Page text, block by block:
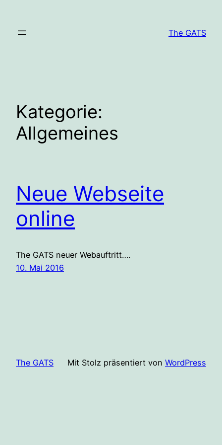
springen
The GATS
Kategorie:
Allgemeines
Neue Webseite
online
The GATS neuer Webauftritt….
10. Mai 2016
The GATS Mit Stolz präsentiert von WordPress